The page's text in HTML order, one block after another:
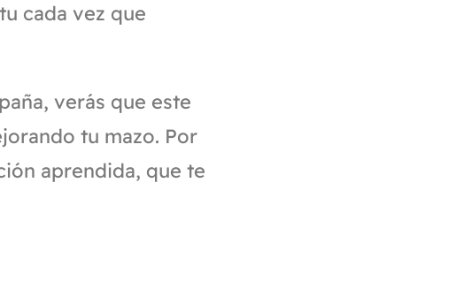
cada vez que
verás que este
tu mazo. Por
aprendida, que te